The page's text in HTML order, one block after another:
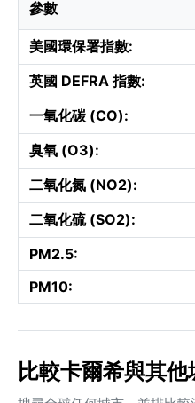
參數
美國環保署指數:
英國 DEFRA 指數:
一氧化碳 (CO):
臭氧 (O3):
二氧化氮 (NO2):
二氧化硫 (SO2):
PM2.5:
PM10:
比較卡爾希與其